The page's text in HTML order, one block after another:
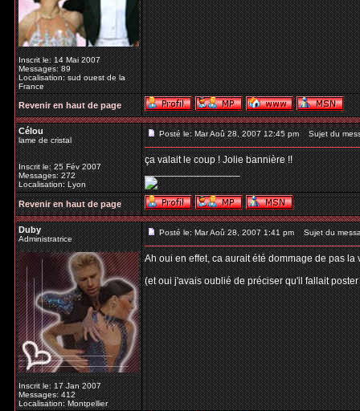
Inscrit le: 14 Mai 2007
Messages: 89
Localisation: sud ouest de la
France
Revenir en haut de page
Célou
lame de cristal
Inscrit le: 25 Fév 2007
Messages: 272
Localisation: Lyon
Posté le: Mar Aoû 28, 2007 12:45 pm Sujet du
ça valait le coup ! Jolie bannière !!
_________________
Revenir en haut de page
Duby
Administratrice
Inscrit le: 17 Jan 2007
Messages: 412
Localisation: Montpellier
Posté le: Mar Aoû 28, 2007 1:41 pm Sujet du
Ah oui en effet, ca aurait été dommage de pas la
(et oui j'avais oublié de préciser qu'il fallait